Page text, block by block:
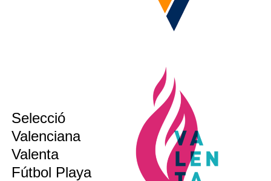
Selecció
Valenciana
Valenta
Fútbol Playa
17
20